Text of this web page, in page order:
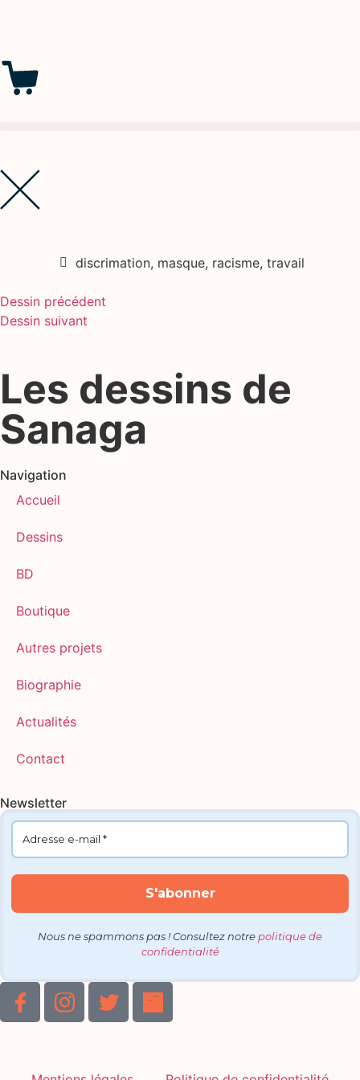
discrimation, masque, racisme, travail
Dessin précédent
Dessin suivant
Les dessins de
Sanaga
Navigation
Accueil
Dessins
BD
Boutique
Autres projets
Biographie
Actualités
Contact
Newsletter
Nous ne spammons pas ! Consultez notre politique de
confidentialité